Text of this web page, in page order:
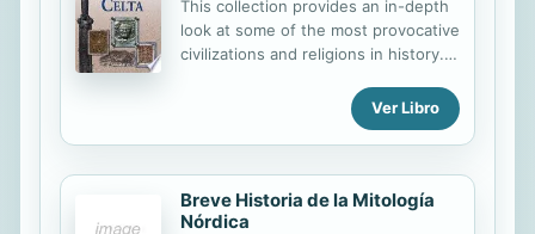
This collection provides an in-depth
look at some of the most provocative
civilizations and religions in history.
colored illustrations this text
provides an understanding of the
politics and culture of ancient
civilizations, and the origins of world
religions. Con un texto atractivo,
mapas, fotgrafías e ilustraciones,
Ver Libro
Breve Historia de la Mitología
Nórdica